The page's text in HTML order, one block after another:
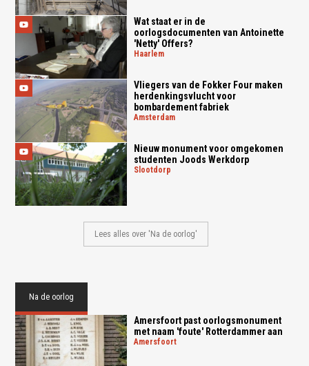
Wat staat er in de
oorlogsdocumenten van Antoinette
'Netty' Offers?
haarlem
Vliegers van de Fokker Four maken
herdenkingsvlucht voor
bombardement fabriek
amsterdam
Nieuw monument voor omgekomen
studenten Joods Werkdorp
slootdorp
Lees alles over 'Na de oorlog'
Na de oorlog
Amersfoort past oorlogsmonument
met naam 'foute' Rotterdammer aan
amersfoort